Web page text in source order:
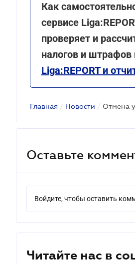
Как
сервисе
проверяет и
налогов и штрафов
Liga:REPORT и
Главная / Новости /
Оставьте
Войдите, чтобы оставить
Читайте нас в